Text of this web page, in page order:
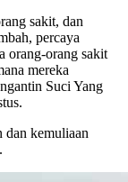
sakit, dan
percaya
orang-orang sakit
mereka
Suci Yang
dan kemuliaan